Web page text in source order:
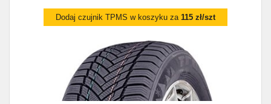
Dodaj czujnik TPMS w koszyku za 115 zł/szt